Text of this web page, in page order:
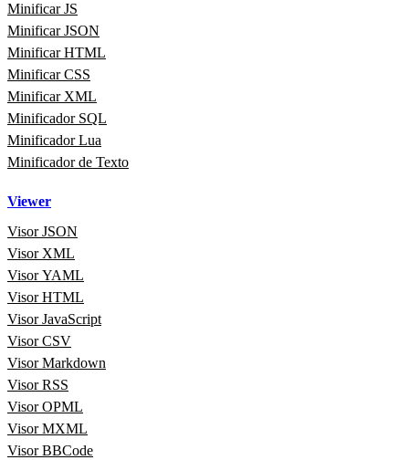
Minificar JS
Minificar JSON
Minificar HTML
Minificar CSS
Minificar XML
Minificador SQL
Minificador Lua
Minificador de Texto
Viewer
Visor JSON
Visor XML
Visor YAML
Visor HTML
Visor JavaScript
Visor CSV
Visor Markdown
Visor RSS
Visor OPML
Visor MXML
Visor BBCode